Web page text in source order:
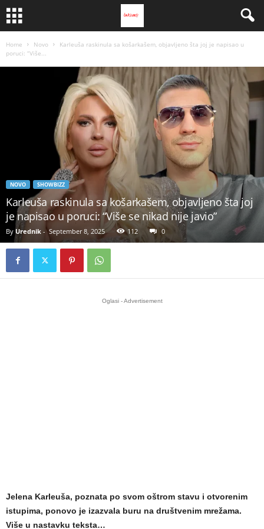
Home Novo
Karleuša raskinula sa košarkašem, objavljeno šta joj je napisao u
poruci: “Više...
NOVO SHOWBIZZ
Karleuša raskinula sa košarkašem, objavljeno šta joj
je napisao u poruci: “Više se nikad nije javio”
By Urednik - September 8, 2025 112 0
Oglasi - Advertisement
Jelena Karleuša, poznata po svom oštrom stavu i otvorenim
istupima, ponovo je izazvala buru na društvenim mrežama.
Više u nastavku teksta…